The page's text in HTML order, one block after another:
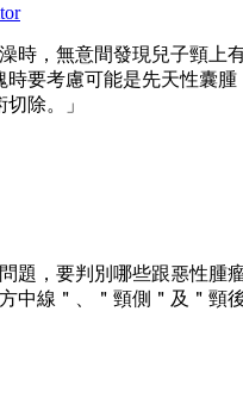
澡時，無意間發現兒子頸
時要考慮可能是先天性囊
除。」
題，要判別哪些跟惡性腫
中線＂、＂頸側＂及＂頸